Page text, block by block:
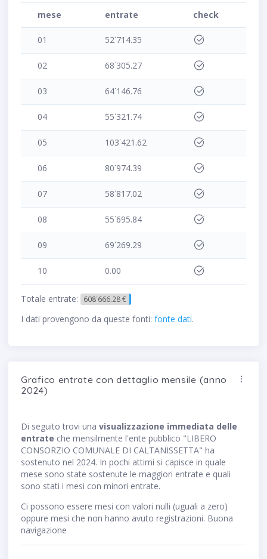
mese entrate check
01 52˙714.35
02 68˙305.27
03 64˙146.76
04 55˙321.74
05 103˙421.62
06 80˙974.39
07 58˙817.02
08 55˙695.84
09 69˙269.29
10 0.00
Totale entrate: 608˙666.28 €
I dati provengono da queste fonti: fonte dati.
Grafico entrate con dettaglio mensile (anno
2024)
Di seguito trovi una visualizzazione immediata delle
entrate che mensilmente l'ente pubblico "LIBERO
CONSORZIO COMUNALE DI CALTANISSETTA" ha
sostenuto nel 2024. In pochi attimi si capisce in quale
mese sono state sostenute le maggiori entrate e quali
sono stati i mesi con minori entrate.
Ci possono essere mesi con valori nulli (uguali a zero)
oppure mesi che non hanno avuto registrazioni. Buona
navigazione